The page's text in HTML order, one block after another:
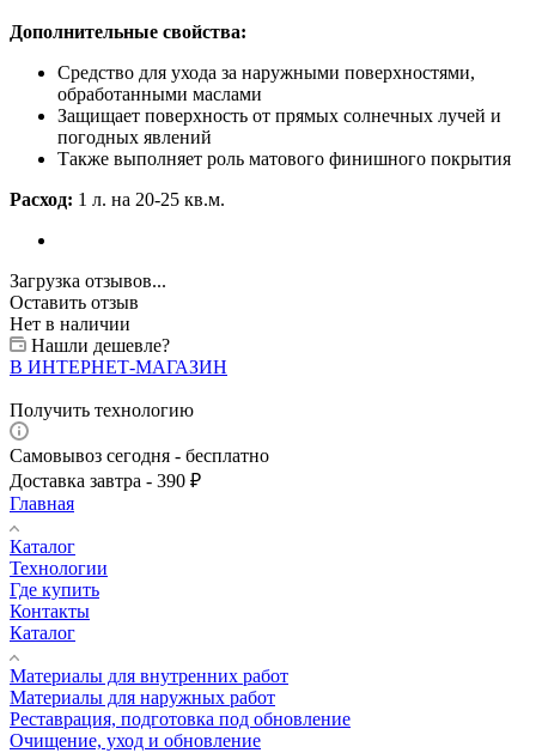
Дополнительные свойства:
Средство для ухода за наружными поверхностями,
обработанными маслами
Защищает поверхность от прямых солнечных лучей и
погодных явлений
Также выполняет роль матового финишного покрытия
Расход: 1 л. на 20-25 кв.м.
Загрузка отзывов...
Оставить отзыв
Нет в наличии
Нашли дешевле?
В ИНТЕРНЕТ-МАГАЗИН
Получить технологию
Самовывоз сегодня - бесплатно
Доставка завтра - 390 ₽
Главная
Каталог
Технологии
Где купить
Контакты
Каталог
Материалы для внутренних работ
Материалы для наружных работ
Реставрация, подготовка под обновление
Очищение, уход и обновление